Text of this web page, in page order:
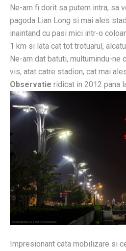
Ne-am fi dorit sa putem intra, sa
pagoda Lian Long si mai ales
inaintand cu pasi mici intr-o
1 km si lata cat tot trotuarul,
Ne-am dat batuti, multumindu-ne
vis, atat catre stadion, cat mai
Observatie ridicat in 2012 pana
Impresionant cata mobilizare si